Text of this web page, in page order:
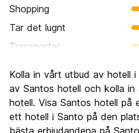
Shopping
Tar det lugnt
Transporter
Kultur
Festa
Värde för pengarna
Kolla in vårt utbud av hotell
av Santos hotell och kolla in
hotell. Visa Santos hotell på
ett hotell i Santo på den